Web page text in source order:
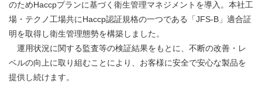
のためHaccpプランに基づく衛生管理マネジメントを導入。本社工
場・テクノ工場共にHaccp認証規格の一つである「JFS-B」適合証
明を取得し衛生管理態勢を構築しました。
運用状況に関する監査等の検証結果をもとに、不断の改善・レ
ベルの向上に取り組むことにより、お客様に安全で安心な製品を
提供し続けます。